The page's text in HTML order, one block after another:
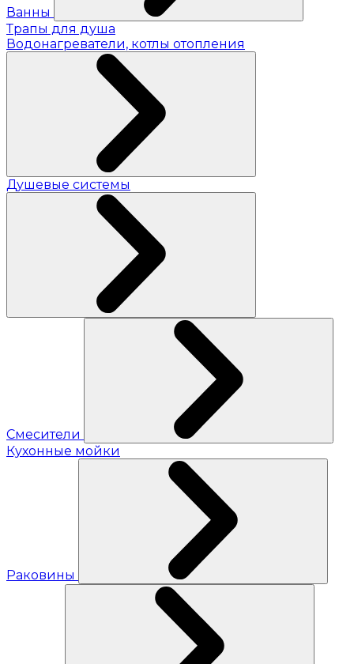
Ванны
Трапы для душа
Водонагреватели, котлы отопления
Душевые системы
Смесители
Кухонные мойки
Раковины